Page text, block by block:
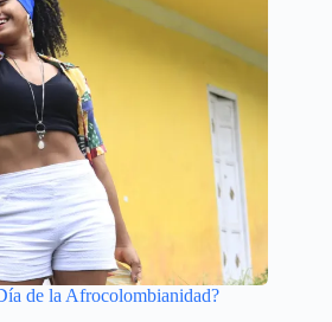
de la Afrocolombianidad?